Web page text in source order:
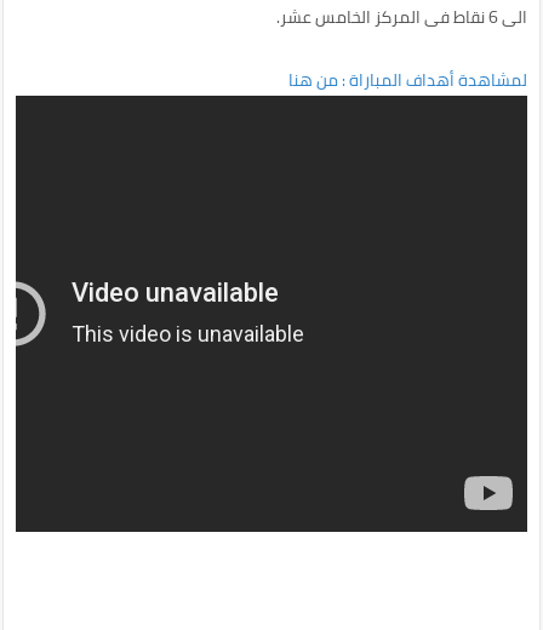
الى 6 نقاط فى المركز الخامس عشر.
لمشاهدة أهداف المباراة : من هنا